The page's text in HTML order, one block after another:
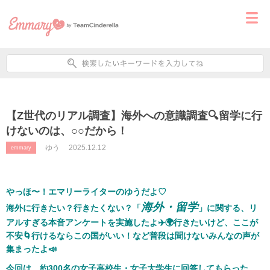
【Z世代のリアル調査】海外への意識調査🔍留学に行
けないのは、○○だから！
emmary ゆう 2025.12.12
やっほ〜！エマリーライターのゆうだよ♡
海外に行きたい？行きたくない？「海外・留学」に関する、リ
アルすぎる本音アンケートを実施したよ✈️🌍行きたいけど、ここが
不安🌀行けるならこの国がいい！など普段は聞けないみんなの声が
集まったよ📣